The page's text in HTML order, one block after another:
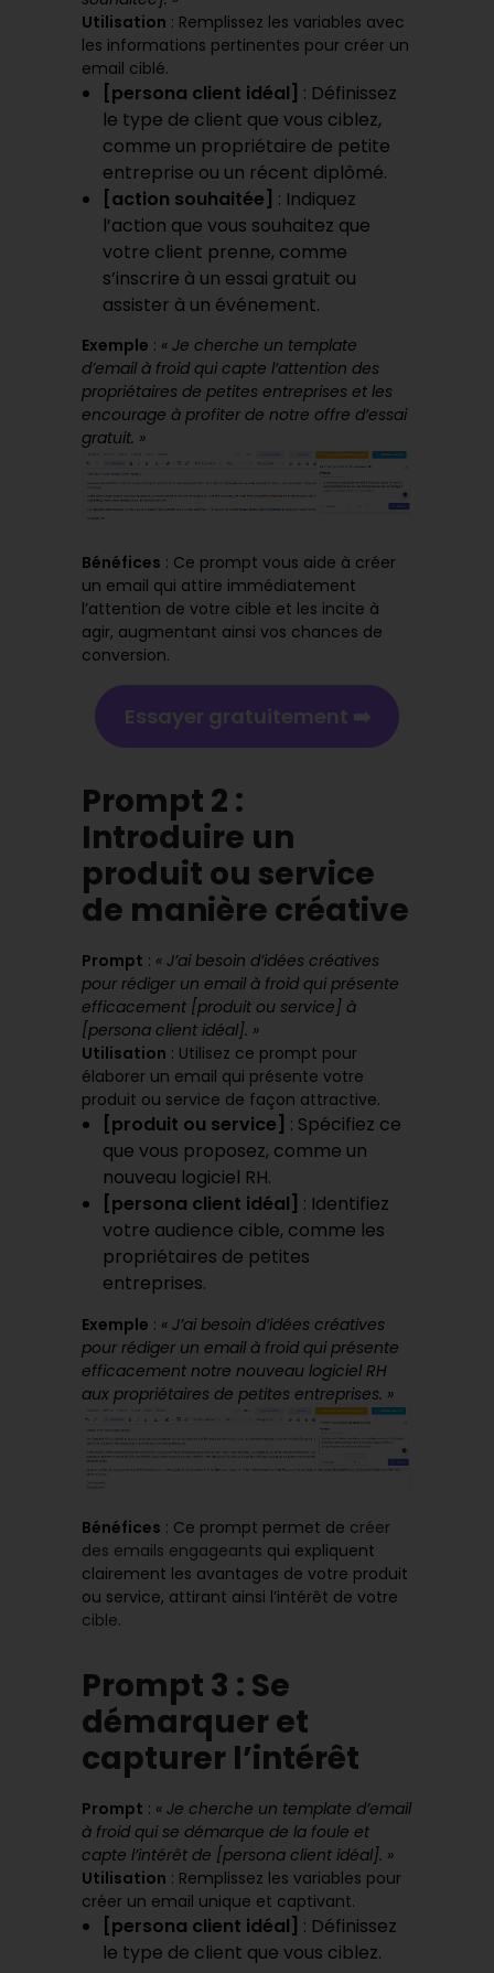
Utilisation : Remplissez les variables avec
les informations pertinentes pour créer un
email ciblé.
[persona client idéal] : Définissez
le type de client que vous ciblez,
comme un propriétaire de petite
entreprise ou un récent diplômé.
[action souhaitée] : Indiquez
l’action que vous souhaitez que
votre client prenne, comme
s’inscrire à un essai gratuit ou
assister à un événement.
Exemple : « Je cherche un template
d’email à froid qui capte l’attention des
propriétaires de petites entreprises et les
encourage à profiter de notre offre d’essai
gratuit. »
Bénéfices : Ce prompt vous aide à créer
un email qui attire immédiatement
l’attention de votre cible et les incite à
agir, augmentant ainsi vos chances de
conversion.
Essayer gratuitement ➡️
Prompt 2 :
Introduire un
produit ou service
de manière créative
Prompt : « J’ai besoin d’idées créatives
pour rédiger un email à froid qui présente
efficacement [produit ou service] à
[persona client idéal]. »
Utilisation : Utilisez ce prompt pour
élaborer un email qui présente votre
produit ou service de façon attractive.
[produit ou service] : Spécifiez ce
que vous proposez, comme un
nouveau logiciel RH.
[persona client idéal] : Identifiez
votre audience cible, comme les
propriétaires de petites
entreprises.
Exemple : « J’ai besoin d’idées créatives
pour rédiger un email à froid qui présente
efficacement notre nouveau logiciel RH
aux propriétaires de petites entreprises. »
Bénéfices : Ce prompt permet de créer
des emails engageants qui expliquent
clairement les avantages de votre produit
ou service, attirant ainsi l’intérêt de votre
cible.
Prompt 3 : Se
démarquer et
capturer l’intérêt
Prompt : « Je cherche un template d’email
à froid qui se démarque de la foule et
capte l’intérêt de [persona client idéal]. »
Utilisation : Remplissez les variables pour
créer un email unique et captivant.
[persona client idéal] : Définissez
le type de client que vous ciblez.